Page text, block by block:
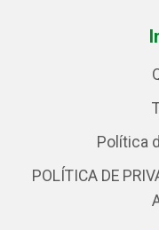
Política
POLÍTICA DE